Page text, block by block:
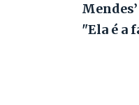
"Ela é a